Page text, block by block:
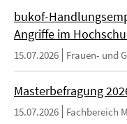
bukof-
Angriffe im
15.07.2026 Frauen- und
Masterbefragung
15.07.2026 Fachbereich